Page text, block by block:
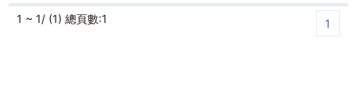
1 ~ 1/ (1) 總頁數:1 1